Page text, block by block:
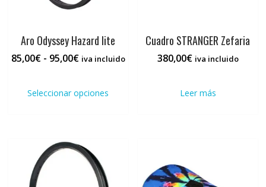
Aro Odyssey Hazard lite
85,00€ - 95,00€Rango
desde
iva incluido
Seleccionar opciones
pueden
Cuadro STRANGER Zefaria
380,00€ iva incluido
Leer más